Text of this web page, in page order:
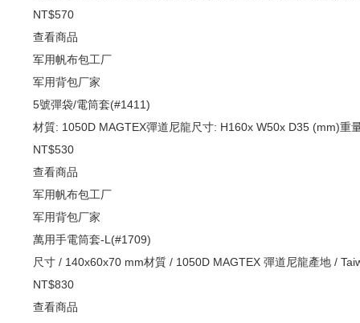
NT$570
查看商品
军用帆布包工厂
军用背包厂家
5號彈袋/電筒套(#1411)
材質: 1050D MAGTEX彈道尼龍尺寸: H160x W50x D35 (mm)重
NT$530
查看商品
军用帆布包工厂
军用背包厂家
萬用手電筒套-L(#1709)
尺寸 / 140x60x70 mm材質 / 1050D MAGTEX 彈道尼龍產地 /
NT$830
查看商品